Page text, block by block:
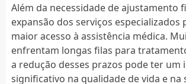
Além da necessidade de ajustamento
expansão dos serviços especializados
maior acesso à assistência médica.
enfrentam longas filas para
a redução desses prazos pode ter um
significativo na qualidade de vida e na